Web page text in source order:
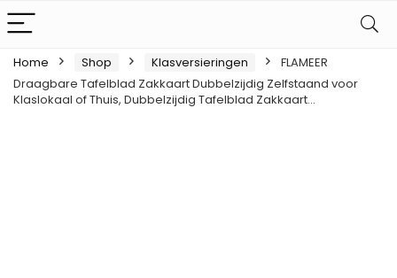
Home Shop Klasversieringen
FLAMEER
Draagbare Tafelblad Zakkaart Dubbelzijdig Zelfstaand voor
Klaslokaal of Thuis, Dubbelzijdig Tafelblad Zakkaart…